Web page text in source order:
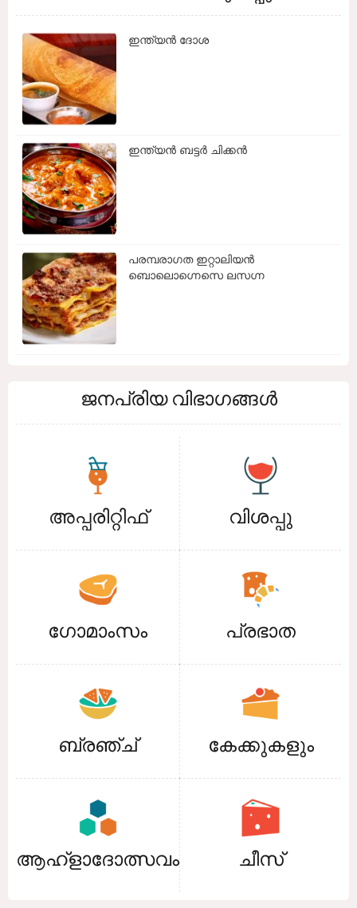
ഇന്ത്യൻ ദോശ
ഇന്ത്യൻ ബട്ടർ ചിക്കൻ
പരമ്പരാഗത ഇറ്റാലിയൻ
ബൊലൊഗ്നെസെ ലസഗ്ന
ജനപ്രിയ വിഭാഗങ്ങൾ
അപ്പരിറ്റിഫ് വിശപ്പു
ഗോമാംസം പ്രഭാത
ബ്രഞ്ച് കേക്കുകളും
ആഹ്ളാദോത്സവം ചീസ്